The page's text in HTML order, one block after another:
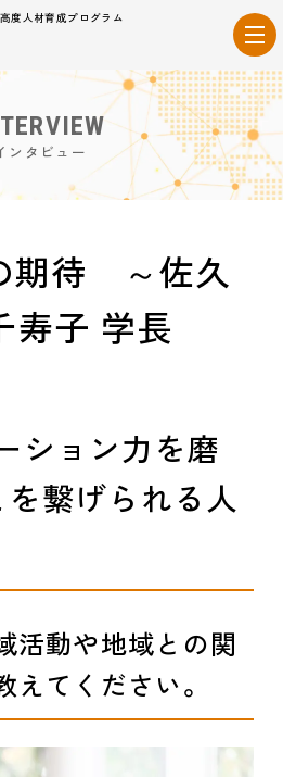
度人材育成プログラム
ンタビュー
期待 ～佐久
寿子 学長
ション力を磨
を繋げられる人
活動や地域との関
てください。